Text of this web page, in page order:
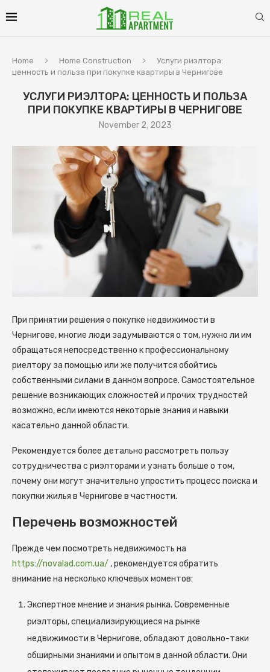
Home Home Construction
Услуги риэлтора:
ценность и польза при покупке квартиры в Чернигове
УСЛУГИ РИЭЛТОРА: ЦЕННОСТЬ И ПОЛЬЗА
ПРИ ПОКУПКЕ КВАРТИРЫ В ЧЕРНИГОВЕ
November 2, 2023
При принятии решения о покупке недвижимости в
Чернигове, многие люди задумываются о том, нужно ли им
обращаться непосредственно к профессиональному
риелтору за помощью или же получится обойтись
собственными силами в данном вопросе. Самостоятельное
решение возникающих сложностей и прочих трудностей
возможно, если имеются некоторые знания и навыки
касательно данной области.
Рекомендуется более детально рассмотреть пользу
сотрудничества с риэлторами и узнать больше о том,
почему они могут значительно упростить процесс поиска и
покупки жилья в Чернигове в частности.
Перечень возможностей
Прежде чем посмотреть недвижимость на
https://novalad.com.ua/ , рекомендуется обратить
внимание на несколько ключевых моментов:
Экспертное мнение и знания рынка. Современные
риэлторы, специализирующиеся на рынке
недвижимости в Чернигове, обладают довольно-таки
обширными знаниями и опытом в данной области. Они